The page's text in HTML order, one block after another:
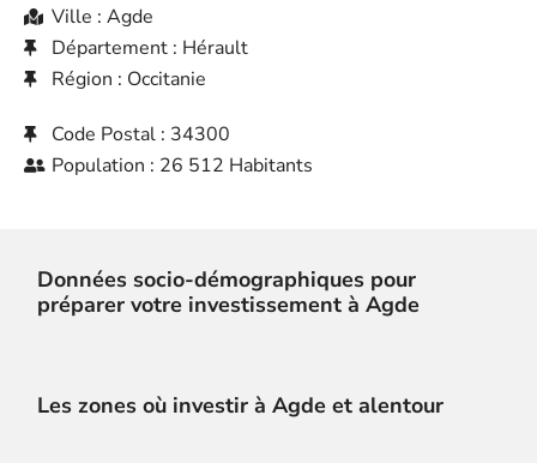
Ville : Agde
Département : Hérault
Région : Occitanie
Code Postal : 34300
Population : 26 512 Habitants
Données socio-démographiques pour
préparer votre investissement à Agde
Les zones où investir à Agde et alentour